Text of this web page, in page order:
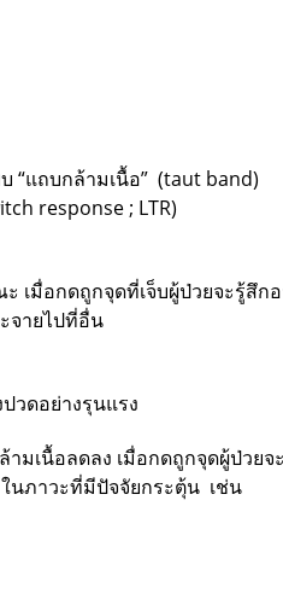
“แถบกล้ามเนื้อ” (taut band)
response ; LTR)
เมื่อกดถูกจุดที่เจ็บผู้ป่วยจะรู้สึก
จายไปที่อื่น
วดอย่างรุนแรง
มเนื้อลดลง เมื่อกดถูกจุดผู้ป่วย
นภาวะที่มีปัจจัยกระตุ้น เช่น